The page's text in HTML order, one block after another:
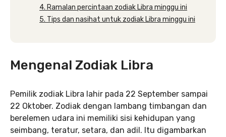
4. Ramalan percintaan zodiak Libra minggu ini
5. Tips dan nasihat untuk zodiak Libra minggu ini
Mengenal Zodiak Libra
Pemilik zodiak Libra lahir pada 22 September sampai
22 Oktober. Zodiak dengan lambang timbangan dan
berelemen udara ini memiliki sisi kehidupan yang
seimbang, teratur, setara, dan adil. Itu digambarkan